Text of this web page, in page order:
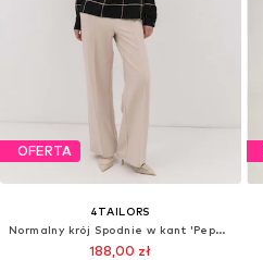
OFERTA
4TAILORS
Normalny krój Spodnie w kant 'Peppery'
188,00 zł